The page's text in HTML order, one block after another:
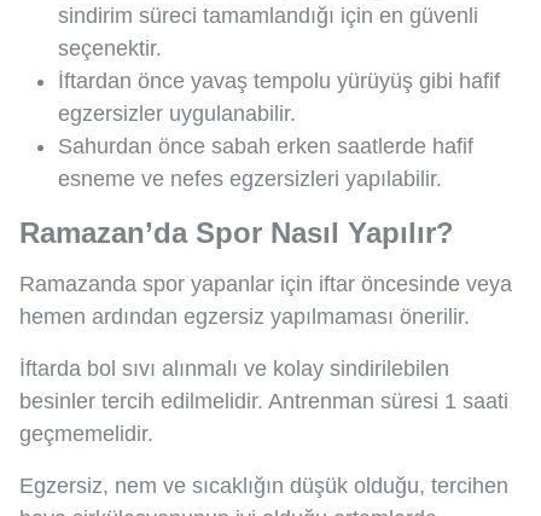
sindirim süreci tamamlandığı için en güvenli
seçenektir.
İftardan önce yavaş tempolu yürüyüş gibi hafif
egzersizler uygulanabilir.
Sahurdan önce sabah erken saatlerde hafif
esneme ve nefes egzersizleri yapılabilir.
Ramazan’da Spor Nasıl Yapılır?
Ramazanda spor yapanlar için iftar öncesinde veya
hemen ardından egzersiz yapılmaması önerilir.
İftarda bol sıvı alınmalı ve kolay sindirilebilen
besinler tercih edilmelidir. Antrenman süresi 1 saati
geçmemelidir.
Egzersiz, nem ve sıcaklığın düşük olduğu, tercihen